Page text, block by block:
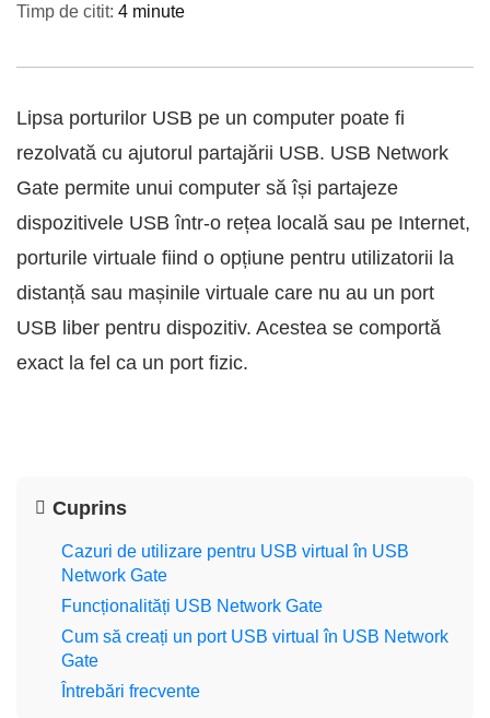
Timp de citit: 4 minute
Lipsa porturilor USB pe un computer poate fi
rezolvată cu ajutorul partajării USB. USB Network
Gate permite unui computer să își partajeze
dispozitivele USB într-o rețea locală sau pe Internet,
porturile virtuale fiind o opțiune pentru utilizatorii la
distanță sau mașinile virtuale care nu au un port
USB liber pentru dispozitiv. Acestea se comportă
exact la fel ca un port fizic.
Cuprins
Cazuri de utilizare pentru USB virtual în USB
Network Gate
Funcționalități USB Network Gate
Cum să creați un port USB virtual în USB Network
Gate
Întrebări frecvente